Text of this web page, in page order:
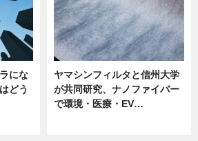
にな
どう
ヤマシンフィルタと信州大学
が共同研究、ナノファイバー
で環境・医療・EV…